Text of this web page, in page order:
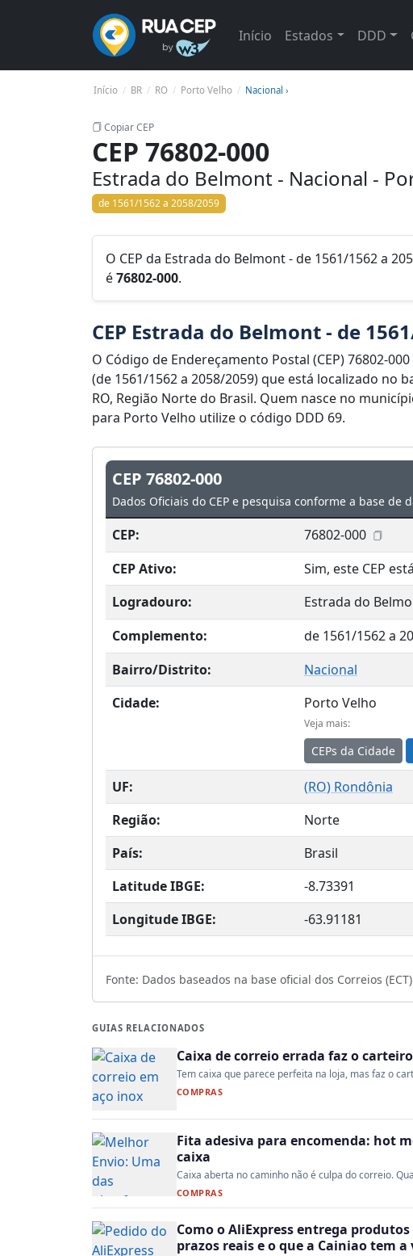
Início Estados DDD
Início BR RO Porto Velho Nacional ›
Copiar CEP
CEP 76802-000
Estrada do Belmont - Nacional -
de 1561/1562 a 2058/2059
O CEP da Estrada do Belmont - de 1561/1562 a
é76802-000.
CEP Estrada do Belmont - de
O Código de Endereçamento Postal (CEP) 76802-
(de 1561/1562 a 2058/2059) que está localizado no
RO, Região Norte do Brasil. Quem nasce no
para Porto Velho utilize o código DDD 69.
CEP 76802-000
Dados Oficiais do CEP e pesquisa conforme a base de
CEP:
76802-000
CEP Ativo:
Sim, este CEP
Logradouro:
Estrada do
Complemento:
de 1561/1562 a
Bairro/Distrito:
Nacional
Cidade:
Porto Velho
Veja mais:
CEPs da Cidade
UF: (RO) Rondônia
Região:
Norte
País:
Brasil
Latitude IBGE:
-8.73391
Longitude IBGE:
-63.91181
Fonte: Dados baseados na base oficial dos Correios
GUIAS RELACIONADOS
Caixa de correio errada faz o
Tem caixa que parece perfeita na loja, mas faz o
COMPRAS
Fita adesiva para encomenda: hot
caixa
Caixa aberta no caminho não é culpa do correio.
COMPRAS
Como o AliExpress entrega
prazos reais e o que a Cainiao tem a